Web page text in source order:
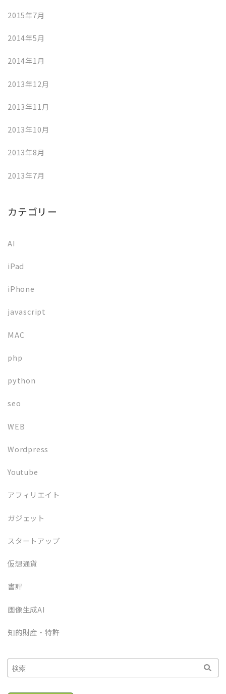
2015年7月
2014年5月
2014年1月
2013年12月
2013年11月
2013年10月
2013年8月
2013年7月
カテゴリー
AI
iPad
iPhone
javascript
MAC
php
python
seo
WEB
Wordpress
Youtube
アフィリエイト
ガジェット
スタートアップ
仮想通貨
書評
画像生成AI
知的財産・特許